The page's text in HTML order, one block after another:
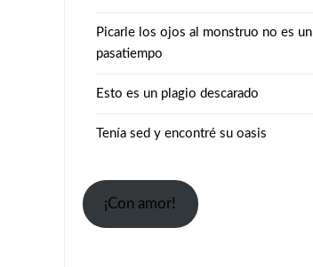
Picarle los ojos al monstruo no es un
pasatiempo
Esto es un plagio descarado
Tenía sed y encontré su oasis
¡Con amor!